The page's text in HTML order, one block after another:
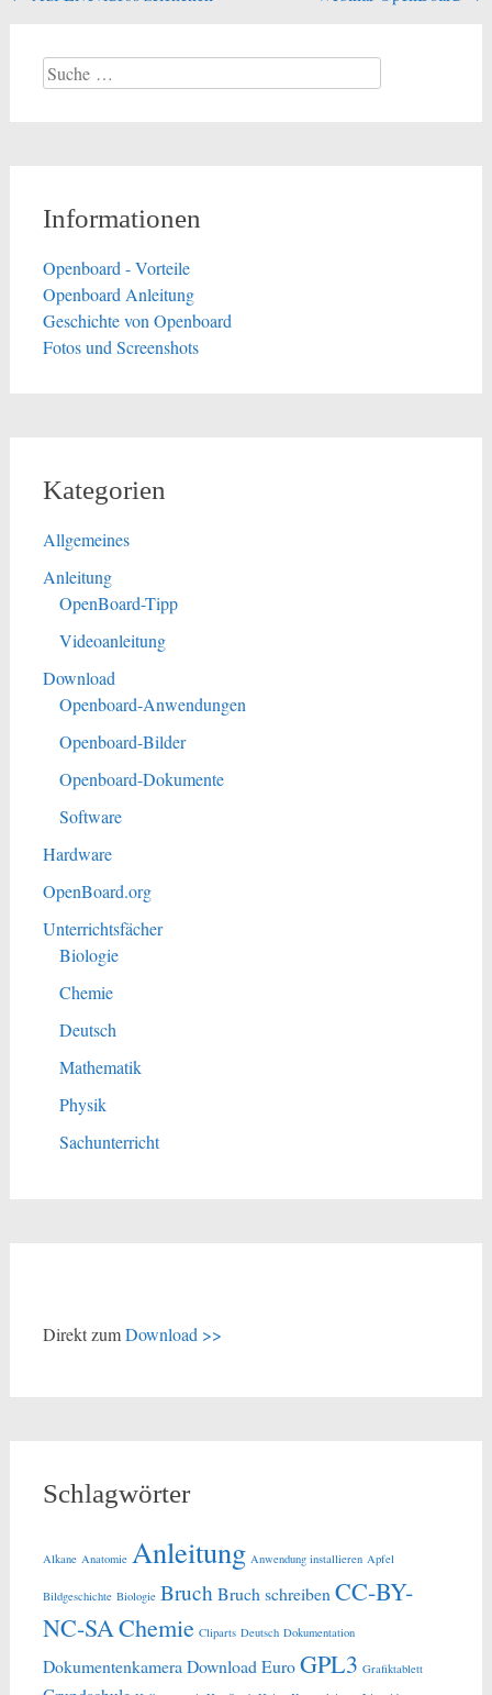
Suche
nach:
Informationen
Openboard - Vorteile
Openboard Anleitung
Geschichte von Openboard
Fotos und Screenshots
Kategorien
Allgemeines
Anleitung
OpenBoard-Tipp
Videoanleitung
Download
Openboard-Anwendungen
Openboard-Bilder
Openboard-Dokumente
Software
Hardware
OpenBoard.org
Unterrichtsfächer
Biologie
Chemie
Deutsch
Mathematik
Physik
Sachunterricht
Direkt zumDownload >>
Schlagwörter
Alkane Anatomie Anleitung Anwendung installieren Apfel
Bildgeschichte Biologie BruchBruch schreiben CC-BY-
NC-SAChemie Cliparts Deutsch Dokumentation
Dokumentenkamera Download EuroGPL3 Grafiktablett